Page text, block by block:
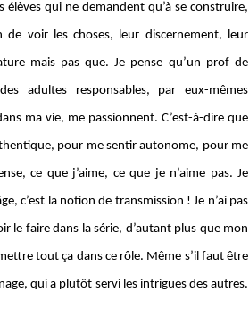
élèves qui ne demandent qu’à se construire,
de voir les choses, leur discernement, leur
mais pas que. Je pense qu’un prof de
adultes responsables, par eux-mêmes
ma vie, me passionnent. C’est-à-dire que
pour me sentir autonome, pour me
ce que j’aime, ce que je n’aime pas. Je
c’est la notion de transmission ! Je n’ai pas
le faire dans la série, d’autant plus que mon
tout ça dans ce rôle. Même s’il faut être
qui a plutôt servi les intrigues des autres.